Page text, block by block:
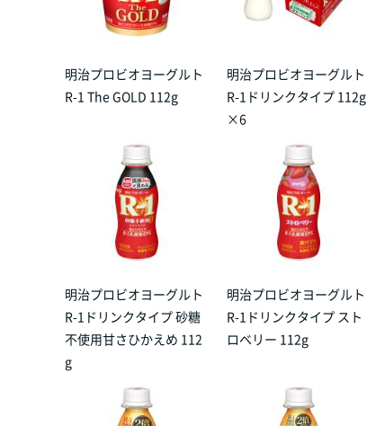
明治プロビオヨーグルト
R-1 The GOLD 112g
明治プロビオヨーグルト
R-1ドリンクタイプ 112g
×6
明治プロビオヨーグルト
R-1ドリンクタイプ 砂糖
不使用甘さひかえめ 112
g
明治プロビオヨーグルト
R-1ドリンクタイプ スト
ロベリー 112g